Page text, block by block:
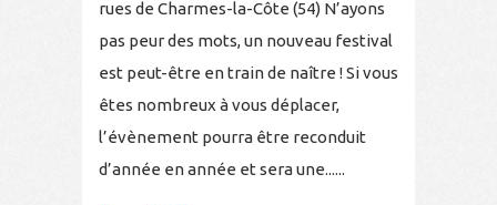
rues de Charmes-la-Côte (54) N’ayons
pas peur des mots, un nouveau festival
est peut-être en train de naître ! Si vous
êtes nombreux à vous déplacer,
l’évènement pourra être reconduit
d’année en année et sera une......